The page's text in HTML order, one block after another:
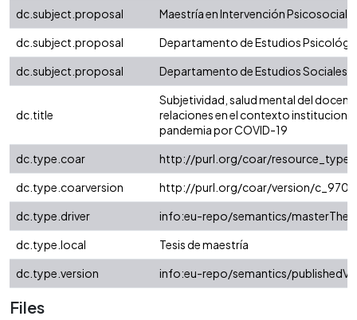
dc.subject.proposal
Maestría en Intervención Psicosocial
dc.subject.proposal
Departamento de Estudios
dc.subject.proposal
Departamento de Estudios Sociales
dc.title
Subjetividad, salud mental del
relaciones en el contexto institucional
pandemia por COVID-19
dc.type.coar
http://purl.org/coar/resource_type/
dc.type.coarversion
http://purl.org/coar/version/
dc.type.driver
info:eu-repo/semantics/
dc.type.local
Tesis de maestría
dc.type.version
info:eu-repo/semantics/
Files